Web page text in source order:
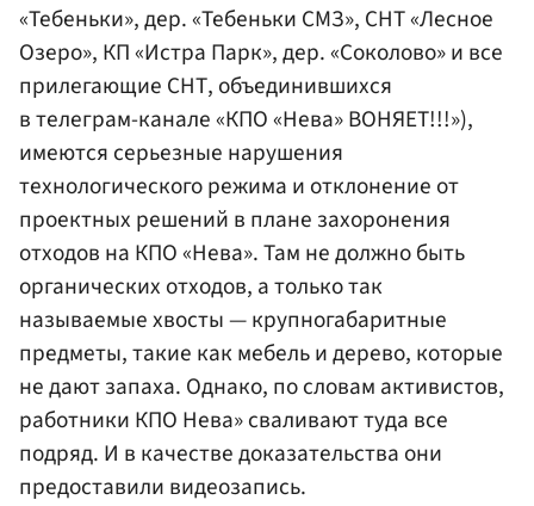
«Тебеньки», дер. «Тебеньки СМЗ», СНТ «Лесное
Озеро», КП «Истра Парк», дер. «Соколово» и все
прилегающие СНТ, объединившихся
в телеграм-канале «КПО «Нева» ВОНЯЕТ!!!»),
имеются серьезные нарушения
технологического режима и отклонение от
проектных решений в плане захоронения
отходов на КПО «Нева». Там не должно быть
органических отходов, а только так
называемые хвосты — крупногабаритные
предметы, такие как мебель и дерево, которые
не дают запаха. Однако, по словам активистов,
работники КПО Нева» сваливают туда все
подряд. И в качестве доказательства они
предоставили видеозапись.